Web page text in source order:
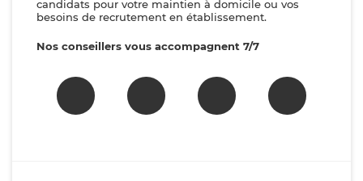
candidats pour votre maintien à domicile ou vos
besoins de recrutement en établissement.
Nos conseillers vous accompagnent 7/7